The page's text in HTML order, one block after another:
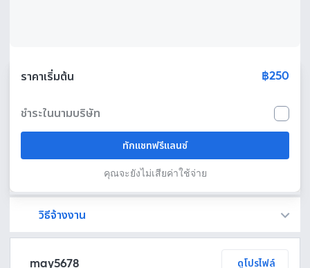
ราคาเริ่มต้น ฿250
ชำระในนามบริษัท
ทักแชทฟรีแลนซ์
คุณจะยังไม่เสียค่าใช้จ่าย
วิธีจ้างงาน
may5678 ดูโปรไฟล์